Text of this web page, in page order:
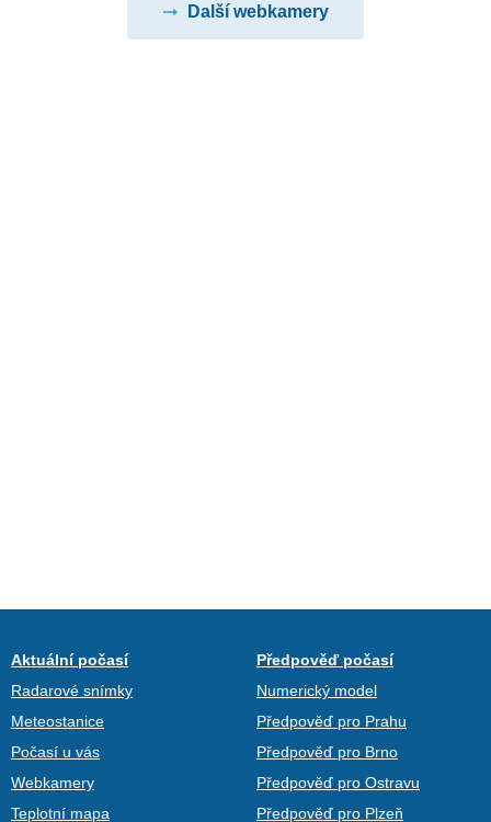
Další webkamery
Aktuální počasí
Radarové snímky
Meteostanice
Počasí u vás
Webkamery
Teplotní mapa
Předpověď počasí
Numerický model
Předpověď pro Prahu
Předpověď pro Brno
Předpověď pro Ostravu
Předpověď pro Plzeň